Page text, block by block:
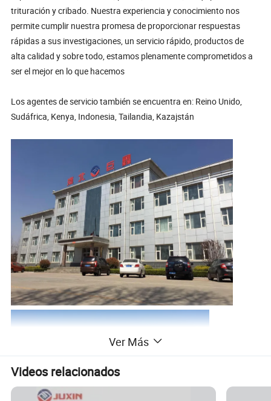
trituración y cribado. Nuestra experiencia y conocimiento nos
permite cumplir nuestra promesa de proporcionar respuestas
rápidas a sus investigaciones, un servicio rápido, productos de
alta calidad y sobre todo, estamos plenamente comprometidos a
ser el mejor en lo que hacemos
Los agentes de servicio también se encuentra en: Reino Unido,
Sudáfrica, Kenya, Indonesia, Tailandia, Kazajstán
Ver Más
Videos relacionados